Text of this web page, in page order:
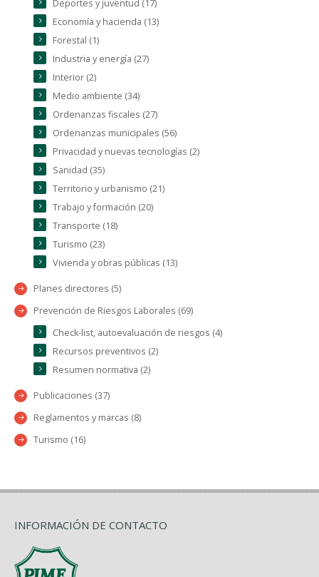
Deportes y juventud (17)
Economía y hacienda (13)
Forestal (1)
Industria y energía (27)
Interior (2)
Medio ambiente (34)
Ordenanzas fiscales (27)
Ordenanzas municipales (56)
Privacidad y nuevas tecnologías (2)
Sanidad (35)
Territorio y urbanismo (21)
Trabajo y formación (20)
Transporte (18)
Turismo (23)
Vivienda y obras públicas (13)
Planes directores (5)
Prevención de Riesgos Laborales (69)
Check-list, autoevaluación de riesgos (4)
Recursos preventivos (2)
Resumen normativa (2)
Publicaciones (37)
Reglamentos y marcas (8)
Turismo (16)
INFORMACIÓN DE CONTACTO